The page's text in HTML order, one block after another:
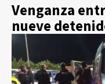
Venganza
nueve